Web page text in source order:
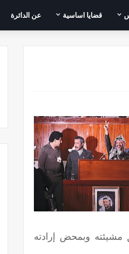
قضايا اساسية عن الدائرة
وبمحض إرادته